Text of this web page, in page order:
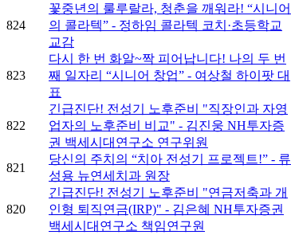
824
꽃중년의 룰루랄라, 청춘을 깨워라! “시니어
의 콜라텍” - 정하임 콜라텍 코치·초등학교
교감
823
다시 한 번 화알~짝 피어납니다! 나의 두 번
째 일자리 “시니어 창업” - 여상철 하이팟 대
표
822
긴급진단! 전성기 노후준비 "직장인과 자영
업자의 노후준비 비교" - 김진웅 NH투자증
권 백세시대연구소 연구위원
821
당신의 주치의 “치아 전성기 프로젝트!” - 류
성용 뉴연세치과 원장
820
긴급진단! 전성기 노후준비 "연금저축과 개
인형 퇴직연금(IRP)" - 김은혜 NH투자증권
백세시대연구소 책임연구원